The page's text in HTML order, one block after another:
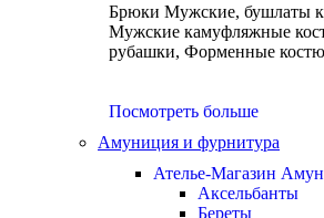
Брюки Мужские, бушлаты
Мужские камуфляжные
рубашки, Форменные
Посмотреть больше
Амуниция и фурнитура
Ателье-Магазин
Аксельбанты
Береты